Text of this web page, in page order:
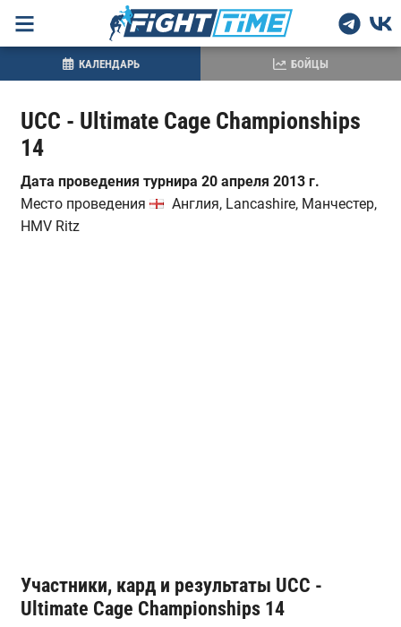
UCC - Ultimate Cage Championships
14
Дата проведения турнира 20 апреля 2013 г.
Место проведения
Англия, Lancashire, Манчестер,
HMV Ritz
Участники, кард и результаты UCC -
Ultimate Cage Championships 14
КАЛЕНДАРЬ БОЙЦЫ